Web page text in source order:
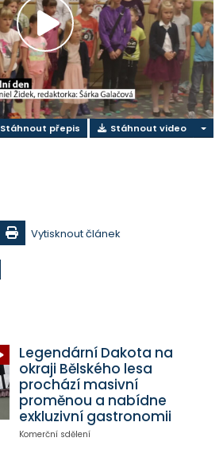
Přehrát
video
Stáhnout přepis Stáhnout video
Vytisknout článek
Legendární Dakota na
okraji Bělského lesa
prochází masivní
proměnou a nabídne
exkluzivní gastronomii
Komerční sdělení